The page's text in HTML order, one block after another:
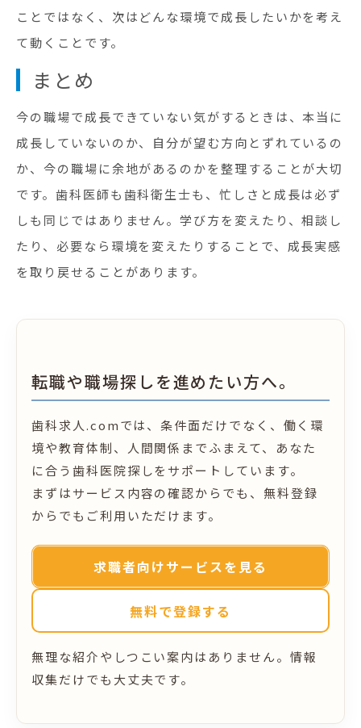
ことではなく、次はどんな環境で成長したいかを考え
て動くことです。
まとめ
今の職場で成長できていない気がするときは、本当に
成長していないのか、自分が望む方向とずれているの
か、今の職場に余地があるのかを整理することが大切
です。歯科医師も歯科衛生士も、忙しさと成長は必ず
しも同じではありません。学び方を変えたり、相談し
たり、必要なら環境を変えたりすることで、成長実感
を取り戻せることがあります。
転職や職場探しを進めたい方へ。
歯科求人.comでは、条件面だけでなく、働く環
境や教育体制、人間関係までふまえて、あなた
に合う歯科医院探しをサポートしています。
まずはサービス内容の確認からでも、無料登録
からでもご利用いただけます。
求職者向けサービスを見る
無料で登録する
無理な紹介やしつこい案内はありません。情報
収集だけでも大丈夫です。